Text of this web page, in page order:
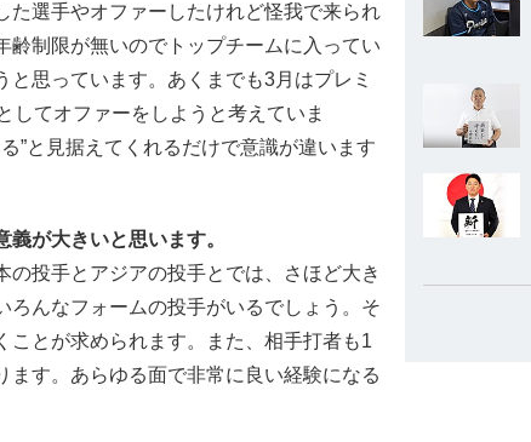
た選手やオファーしたけれど怪我で来られ
制限が無いのでトップチームに入ってい
思っています。あくまでも3月はプレミ
してオファーをしようと考えていま
”と見据えてくれるだけで意識が違います
が大きいと思います。
の投手とアジアの投手とでは、さほど大き
んなフォームの投手がいるでしょう。そ
とが求められます。また、相手打者も1
す。あらゆる面で非常に良い経験になる